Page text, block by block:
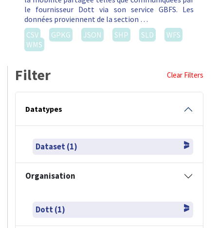
le fournisseur Dott via son service GBFS. Les
données proviennent de la section …
CSV
GPKG JSON SHP SLD
WFS
WMS
Filter Clear Filters
Datatypes
Dataset (1)
Organisation
Dott (1)